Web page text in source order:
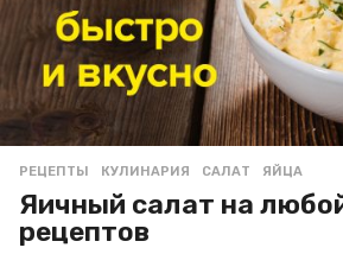
РЕЦЕПТЫ КУЛИНАРИЯ ,САЛАТ ,ЯЙЦА
Яичный салат на
рецептов